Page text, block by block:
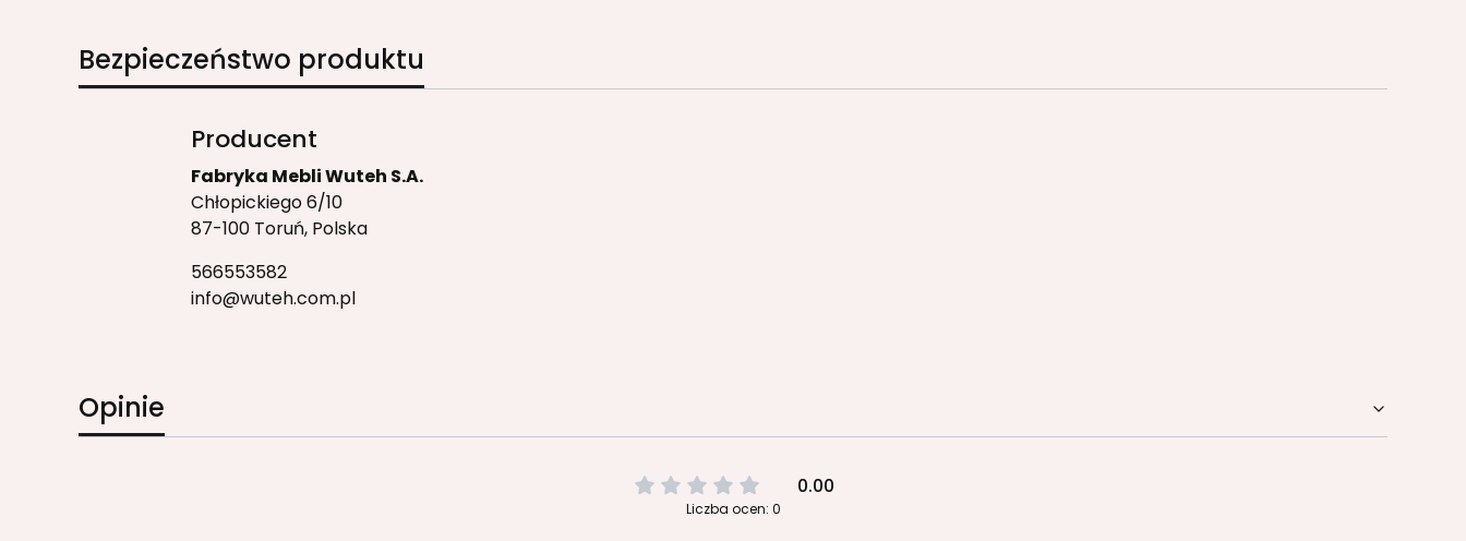
Bezpieczeństwo produktu
Producent
Fabryka Mebli Wuteh S.A.
Chłopickiego 6/10
87-100 Toruń, Polska
566553582
info@wuteh.com.pl
Opinie
0.00
Liczba ocen: 0